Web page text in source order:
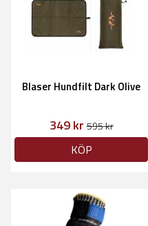
Blaser Hundfilt Dark Olive
349 kr595 kr
KÖP